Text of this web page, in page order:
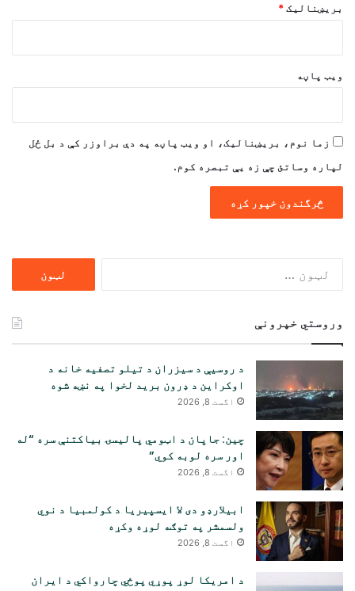
بریښنالیک *
ویب پاڼه
زما نوم، بریښنالیک، او ویب پاڼه په دې براوزر کې د بل ځل
لپاره وساتئ چې زه یې تبصره کوم.
وروستي خپرونې
د روسیې د سیزران د تیلو تصفیه خانه د
اوکراین د ډرون برید لخوا په نښه شوه
اگست 8, 2026
چین: جاپان د اټومي پالیسۍ بیاکتنې سره “له
اور سره لوبه کوي”
اگست 8, 2026
ابیلارډو دی لا ایسپیریا د کولمبیا د نوي
ولسمشر په توګه لوړه وکړه
اگست 8, 2026
د امریکا لوړ پوړي پوځي چارواکي د ایران